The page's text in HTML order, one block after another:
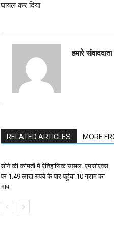
घायल कर दिया
हमारे संवाददाता
RELATED ARTICLES MORE
सोने की कीमतों में ऐतिहासिक उछाल: एमसीएक्स
पर 1.49 लाख रुपये के पार पहुंचा 10 ग्राम का
भाव